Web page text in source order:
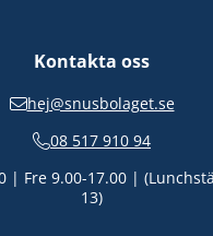
Kontakta oss
hej@snusbolaget.se
08 517 910 94
| Fre 9.00-17.00 |
13)